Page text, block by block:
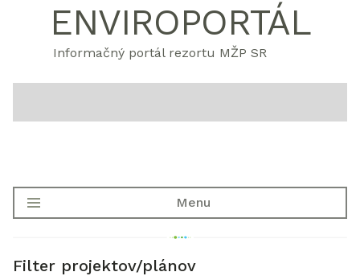
ENVIROPORTÁL
Informačný portál rezortu MŽP SR
Menu
Filter projektov/plánov